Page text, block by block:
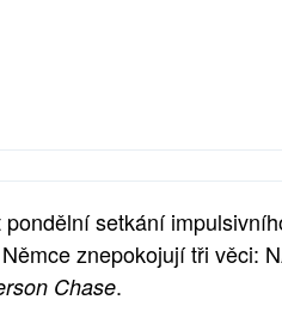
setkání
znepokojují tři věci:
Chase.